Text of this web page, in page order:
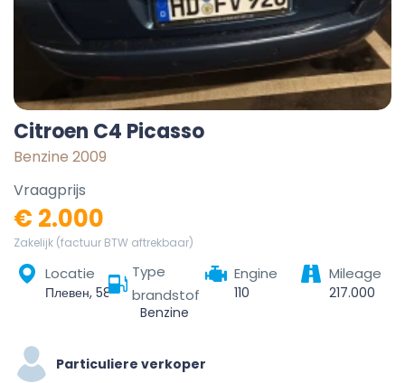
Citroen C4 Picasso
Benzine 2009
Vraagprijs
€ 2.000
Zakelijk (factuur BTW aftrekbaar)
Locatie
Плевен, 5801, България
Type
brandstof
Benzine
Engine
110
Mileage
217.000
Particuliere verkoper